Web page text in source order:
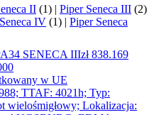
II (1) | Piper Seneca III (2)
IV (1) | Piper Seneca
SENECA IIIzł 838.169
w UE
TTAF: 4021h; Typ:
wielośmigłowy; Lokalizacja: